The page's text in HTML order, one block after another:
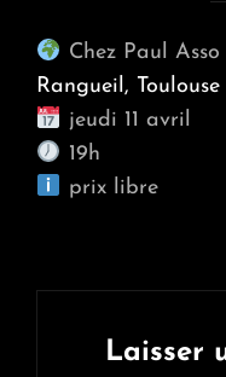
Chez Paul Asso
Rangueil, Toulouse
jeudi 11 avril
19h
prix libre
Laisser